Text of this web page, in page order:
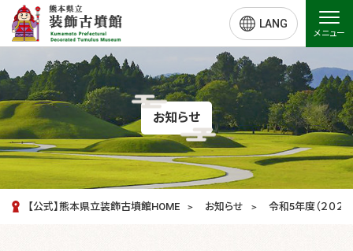
LANG
メニュー
お知らせ
【公式】熊本県立装飾古墳館HOME お知らせ 令和5年度（２０